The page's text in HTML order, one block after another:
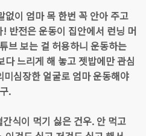
없이 엄마 목 한번 꼭 안아 주고
반전은 운동이 집안에서 런닝 머
브 보는 걸 허용하니 운동하는
느리게 해 놓고 젯밥에만 관심
심장한 얼굴로 엄마 운동해야
.
식이 먹기 싫은 건우. 안 먹고